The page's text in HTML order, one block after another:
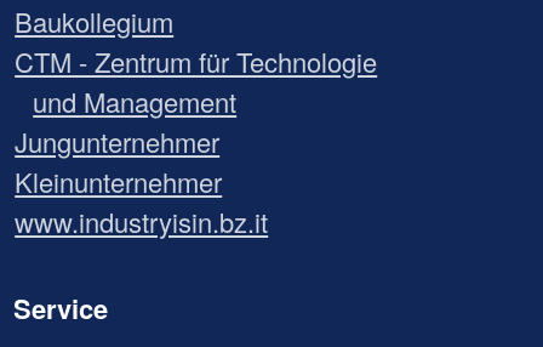
Baukollegium
CTM - Zentrum für Technologie
und Management
Jungunternehmer
Kleinunternehmer
www.industryisin.bz.it
Service